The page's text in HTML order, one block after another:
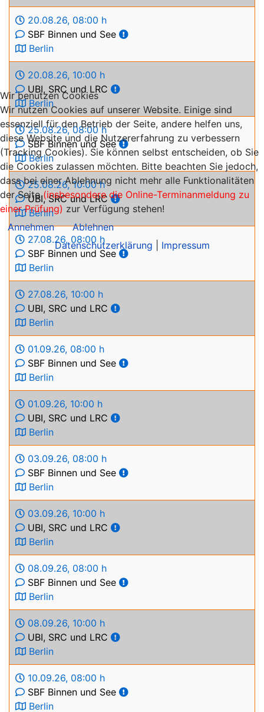
20.08.26, 08:00 h
SBF Binnen und See
Berlin
20.08.26, 10:00 h
UBI, SRC und LRC
Berlin
25.08.26,08:00 h
SBF Binnen und See
Berlin
25.08.26,10:00 h
UBI, SRC und LRC
Berlin
27.08.26,08:00 h
SBF Binnen und See
Berlin
27.08.26, 10:00 h
UBI, SRC und LRC
Berlin
01.09.26, 08:00 h
SBF Binnen und See
Berlin
01.09.26, 10:00 h
UBI, SRC und LRC
Berlin
03.09.26, 08:00 h
SBF Binnen und See
Berlin
03.09.26, 10:00 h
UBI, SRC und LRC
Berlin
08.09.26, 08:00 h
SBF Binnen und See
Berlin
08.09.26, 10:00 h
UBI, SRC und LRC
Berlin
10.09.26, 08:00 h
SBF Binnen und See
Berlin
Wir benutzen Cookies
Wir nutzen Cookies auf unserer Website. Einige sind
essenziell für den Betrieb der Seite, andere helfen uns,
diese Website und die Nutzererfahrung zu verbessern
(Tracking Cookies). Sie können selbst entscheiden, ob Sie
die Cookies zulassen möchten. Bitte beachten Sie jedoch,
dass bei einer Ablehnung nicht mehr alle Funktionalitäten
der Seite(insbesondere die Online-Terminanmeldung zu
einer Prüfung) zur Verfügung stehen!
Annehmen
Ablehnen
Datenschutzerklärung
Impressum